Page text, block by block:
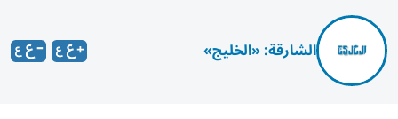
الشارقة: «الخليج»